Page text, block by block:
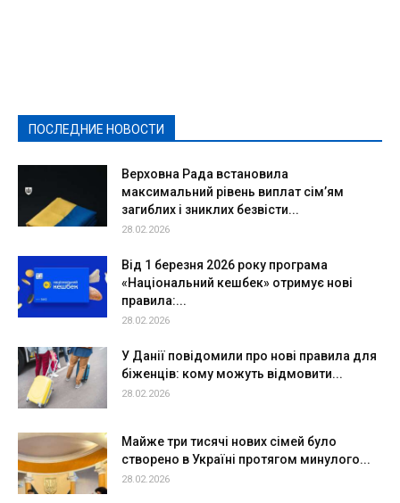
ПОСЛЕДНИЕ НОВОСТИ
Верховна Рада встановила
максимальний рівень виплат сім’ям
загиблих і зниклих безвісти...
28.02.2026
Від 1 березня 2026 року програма
«Національний кешбек» отримує нові
правила:...
28.02.2026
У Данії повідомили про нові правила для
біженців: кому можуть відмовити...
28.02.2026
Майже три тисячі нових сімей було
створено в Україні протягом минулого...
28.02.2026